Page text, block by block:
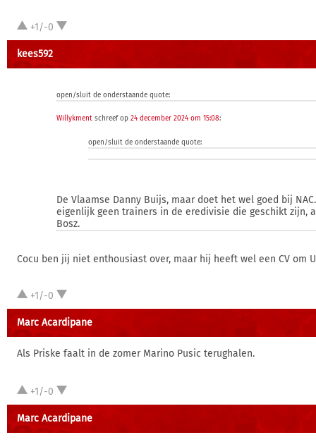
+1/-0
kees592
open/sluit de onderstaande quote:
Willykment schreef op 24 december 2024 om 15:08:
open/sluit de onderstaande quote:
De Vlaamse Danny Buijs, maar doet het wel goed bij
eigenlijk geen trainers in de eredivisie die geschikt zijn,
Bosz.
Cocu ben jij niet enthousiast over, maar hij heeft wel een CV om
+1/-0
Marc Acardipane
Als Priske faalt in de zomer Marino Pusic terughalen.
+1/-0
Marc Acardipane